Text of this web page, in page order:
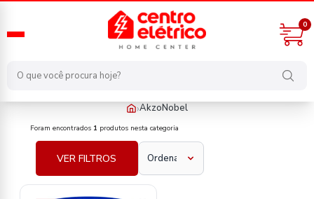
0
›AkzoNobel
fabricante/akzonobel
Foram encontrados 1 produtos nesta categoria
VER FILTROS